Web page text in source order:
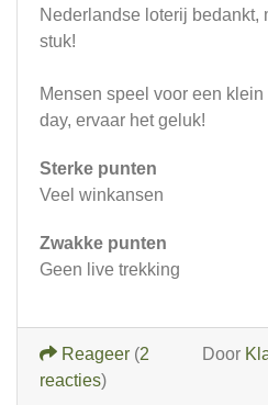
Nederlandse loterij bedankt,
stuk!
Mensen speel voor een
day, ervaar het geluk!
Sterke punten
Veel winkansen
Zwakke punten
Geen live trekking
Door
Reageer (2
reacties)